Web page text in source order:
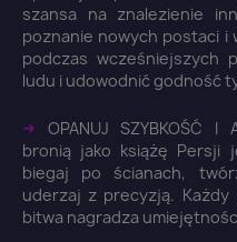
szansa na znalezienie
poznanie nowych postaci
podczas wcześniejszych
ludu i udowodnić godność
➜ OPANUJ SZYBKOŚĆ I
bronią jako książę Persji
biegaj po ścianach,
uderzaj z precyzją.
bitwa nagradza
Zaloguj się
You need to be logged
Anuluj